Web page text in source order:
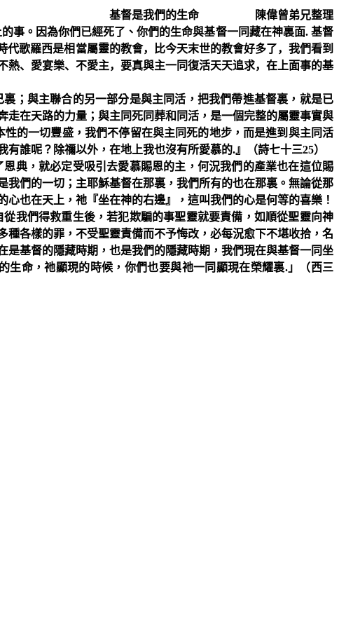
基督是我們的生命
陳偉曾弟兄整理
事。因為你們已經死了、你們的生命與基督一同藏在神裏面. 基督
歌羅西是相當屬靈的教會，比今天末世的教會好多了，我們看到
、愛宴樂、不愛主，要真與主一同復活天天追求，在上面事的基
；與主聯合的另一部分是與主同活，把我們帶進基督裏，就是已
在天路的力量；與主同死同葬和同活，是一個完整的屬靈事實與
的一切豐盛，我們不停留在與主同死的地步，而是進到與主同活
有誰呢？除禰以外，在地上我也沒有所愛慕的.』（詩七十三25）
典，就必定受吸引去愛慕賜恩的主，何況我們的產業也在這位賜
們的一切；主耶穌基督在那裏，我們所有的也在那裏。無論從那
也在天上，祂『坐在神的右邊』，這叫我們的心是何等的喜樂！
我們得救重生後，若犯欺騙的事聖靈就要責備，如順從聖靈向神
各樣的罪，不受聖靈責備而不予悔改，必每況愈下不堪收拾，名
基督的隱藏時期，也是我們的隱藏時期，我們現在與基督一同坐
生命，祂顯現的時候，你們也要與祂一同顯現在榮耀裏.」（西三